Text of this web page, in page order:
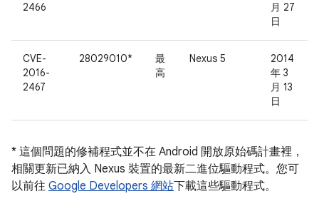
2466
月 27
日
CVE-
2016-
2467
28029010*
最
高
Nexus 5
2014
年 3
月 13
日
* 這個問題的修補程式並不在 Android 開放原始碼計畫裡，
相關更新已納入 Nexus 裝置的最新二進位驅動程式。您可
以前往 Google Developers 網站下載這些驅動程式。